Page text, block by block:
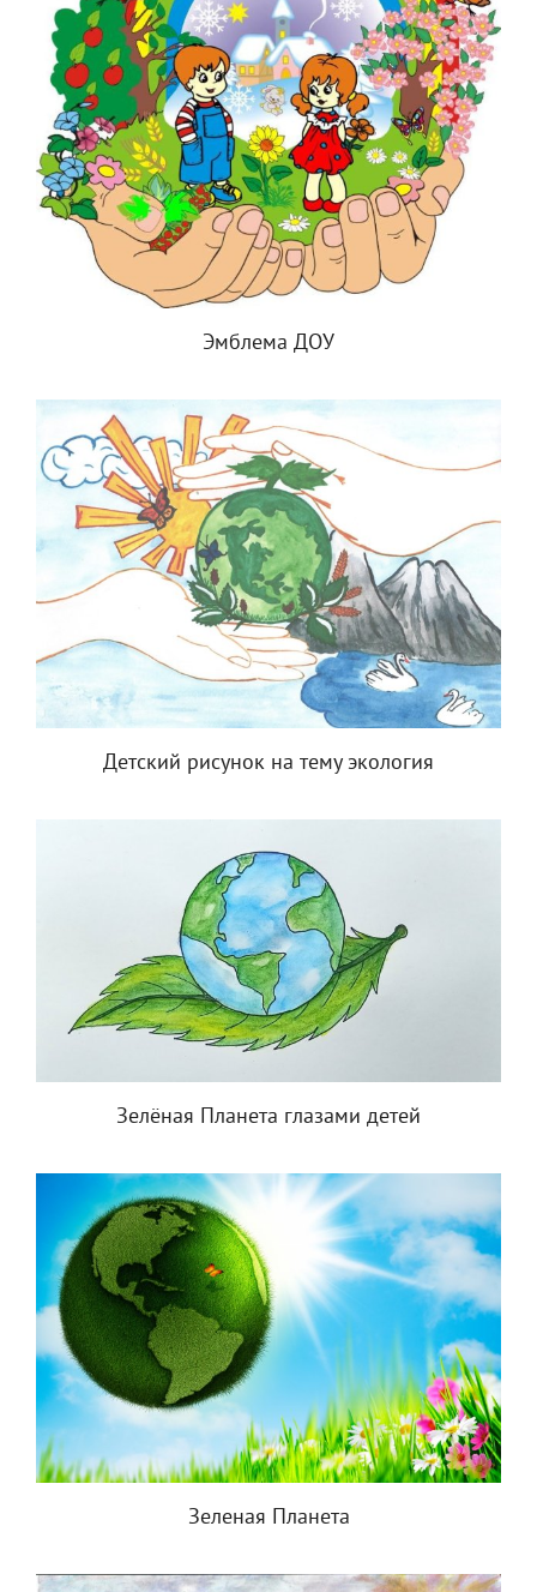
Эмблема ДОУ
Детский рисунок на тему экология
Зелёная Планета глазами детей
Зеленая Планета